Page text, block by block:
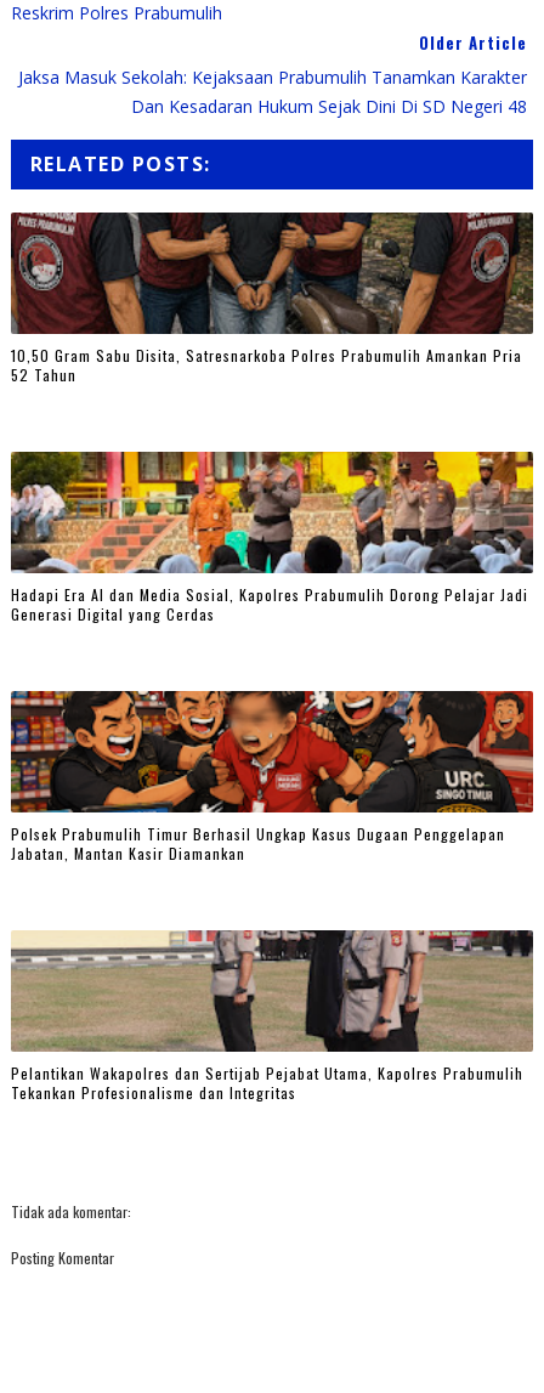
Reskrim Polres Prabumulih
Older Article
Jaksa Masuk Sekolah: Kejaksaan Prabumulih Tanamkan Karakter
Dan Kesadaran Hukum Sejak Dini Di SD Negeri 48
RELATED POSTS:
10,50 Gram Sabu Disita, Satresnarkoba Polres Prabumulih Amankan Pria
52 Tahun
Hadapi Era AI dan Media Sosial, Kapolres Prabumulih Dorong Pelajar Jadi
Generasi Digital yang Cerdas
Polsek Prabumulih Timur Berhasil Ungkap Kasus Dugaan Penggelapan
Jabatan, Mantan Kasir Diamankan
Pelantikan Wakapolres dan Sertijab Pejabat Utama, Kapolres Prabumulih
Tekankan Profesionalisme dan Integritas
Tidak ada komentar:
Posting Komentar